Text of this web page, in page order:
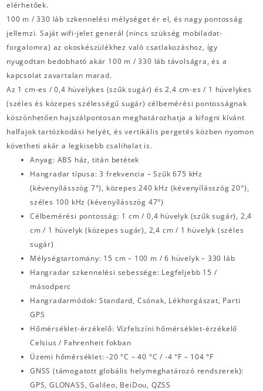
elérhetőek.
100 m / 330 láb szkennelési mélységet ér el, és nagy pontosság
jellemzi. Saját wifi-jelet generál (nincs szükség mobiladat-
forgalomra) az okoskészülékhez való csatlakozáshoz, így
nyugodtan bedobható akár 100 m / 330 láb távolságra, és a
kapcsolat zavartalan marad.
Az 1 cm-es / 0,4 hüvelykes (szűk sugár) és 2,4 cm-es / 1 hüvelykes
(széles és közepes szélességű sugár) célbemérési pontosságnak
köszönhetően hajszálpontosan meghatározhatja a kifogni kívánt
halfajok tartózkodási helyét, és vertikális pergetés közben nyomon
követheti akár a legkisebb csalihalat is.
Anyag: ABS ház, titán betétek
Hangradar típusa: 3 frekvencia – Szűk 675 kHz
(kévenyílásszög 7°), közepes 240 kHz (kévenyílásszög 20°),
széles 100 kHz (kévenyílásszög 47°)
Célbemérési pontosság: 1 cm / 0,4 hüvelyk (szűk sugár), 2,4
cm / 1 hüvelyk (közepes sugár), 2,4 cm / 1 hüvelyk (széles
sugár)
Mélységtartomány: 15 cm – 100 m / 6 hüvelyk – 330 láb
Hangradar szkennelési sebessége: Legfeljebb 15 /
másodperc
Hangradarmódok: Standard, Csónak, Lékhorgászat, Parti
GPS
Hőmérséklet-érzékelő: Vízfelszíni hőmérséklet-érzékelő
Celsius / Fahrenheit fokban
Üzemi hőmérséklet: -20 °C – 40 °C / -4 °F – 104 °F
GNSS (támogatott globális helymeghatározó rendszerek):
GPS, GLONASS, Galileo, BeiDou, QZSS